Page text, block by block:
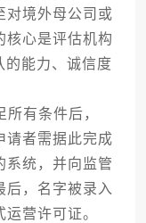
对境外母公司或
核心是评估机构
的能力、诚信度
有条件后，
请者需据此完成
系统，并向监管
后，名字被录入
营许可证。